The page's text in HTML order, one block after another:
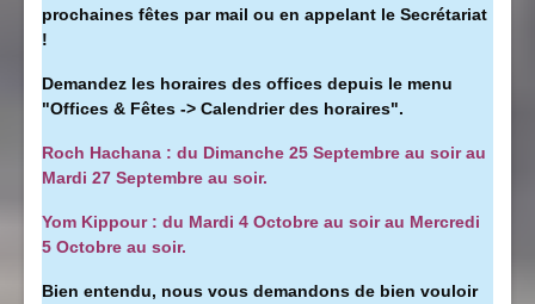
prochaines fêtes par mail ou en appelant le Secrétariat
!
Demandez les horaires des offices depuis le menu
"Offices & Fêtes -> Calendrier des horaires".
Roch Hachana : du Dimanche 25 Septembre au soir au
Mardi 27 Septembre au soir.
Yom Kippour : du Mardi 4 Octobre au soir au Mercredi
5 Octobre au soir.
Bien entendu, nous vous demandons de bien vouloir